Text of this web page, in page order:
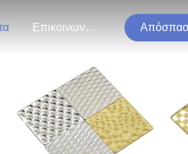
Επικοινωνήστε Μαζί Μας